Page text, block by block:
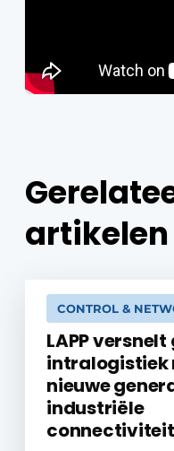
artikelen
CONTROL &
LAPP
intralogistiek
nieuwe
industriële